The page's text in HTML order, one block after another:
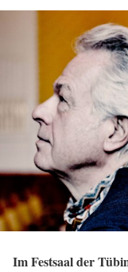
Im Festsaal der